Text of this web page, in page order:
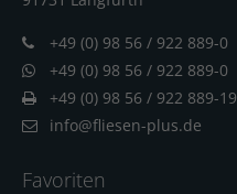
+49 (0) 98 56 / 922 889-0
+49 (0) 98 56 / 922 889-0
+49 (0) 98 56 / 922 889-19
info@fliesen-plus.de
Favoriten